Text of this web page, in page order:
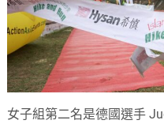
女子組第二名是德國選手